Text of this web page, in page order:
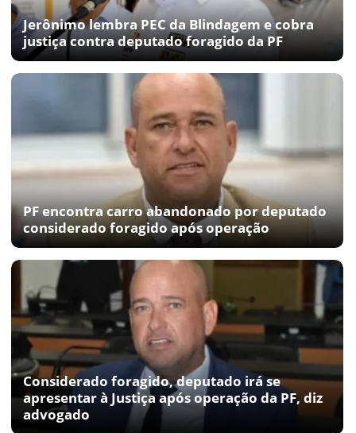
Jerônimo lembra PEC da Blindagem e cobra
justiça contra deputado foragido da PF
PF encontra carro abandonado por deputado
considerado foragido após operação
Considerado foragido, deputado irá se
apresentar à Justiça após operação da PF, diz
advogado